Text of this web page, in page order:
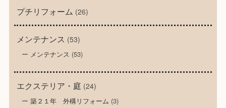
プチリフォーム (26)
メンテナンス (53)
メンテナンス (53)
エクステリア・庭 (24)
築２１年 外構リフォーム (3)